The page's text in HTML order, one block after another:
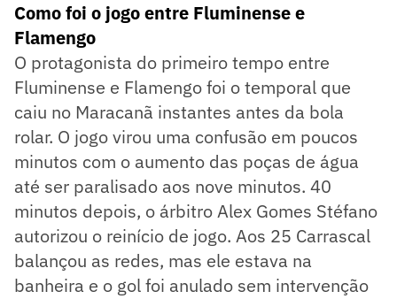
Como foi o jogo entre Fluminense e
Flamengo
O protagonista do primeiro tempo entre
Fluminense e Flamengo foi o temporal que
caiu no Maracanã instantes antes da bola
rolar. O jogo virou uma confusão em poucos
minutos com o aumento das poças de água
até ser paralisado aos nove minutos. 40
minutos depois, o árbitro Alex Gomes Stéfano
autorizou o reinício de jogo. Aos 25 Carrascal
balançou as redes, mas ele estava na
banheira e o gol foi anulado sem intervenção